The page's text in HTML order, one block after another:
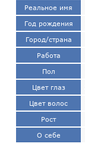
Реальное имя
Год рождения
Город/страна
Работа
Пол
Цвет глаз
Цвет волос
Рост
О себе